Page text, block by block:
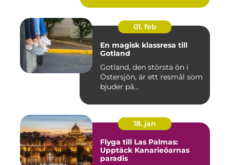
01. feb
En magisk klassresa till
Gotland
Gotland, den största ön i
Östersjön, är ett resmål som
bjuder på...
18. jan
Flyga till Las Palmas:
Upptäck Kanarieöarnas
paradis